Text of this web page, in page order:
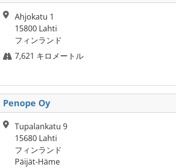
Ahjokatu 1
15800 Lahti
フィンランド
7,621 キロメートル
Penope Oy
Tupalankatu 9
15680 Lahti
フィンランド
Päijät-Häme